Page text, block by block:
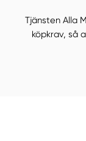
Tjänsten Alla
köpkrav, så